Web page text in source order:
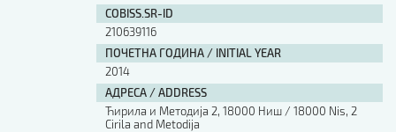
COBISS.SR-ID
210639116
ПОЧЕТНА ГОДИНА / INITIAL YEAR
2014
АДРЕСА / ADDRESS
Ћирила и Методија 2, 18000 Ниш / 18000 Nis, 2
Cirila and Metodija